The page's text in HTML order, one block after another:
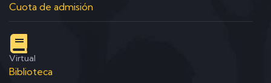
Cuota de admisión
Virtual
Biblioteca